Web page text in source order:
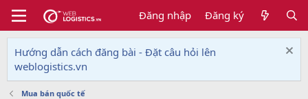
Đăng nhập Đăng ký
Hướng dẫn cách đăng bài - Đặt câu hỏi lên
weblogistics.vn
Mua bán quốc tế